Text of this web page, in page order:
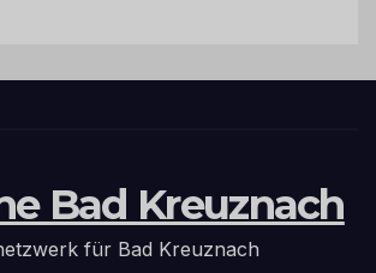
Bad Kreuznach
für Bad Kreuznach